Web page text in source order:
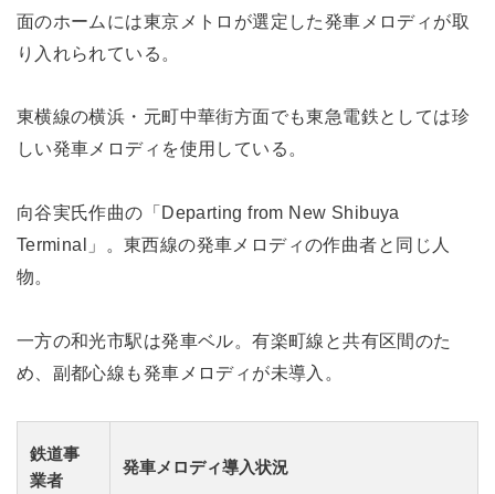
面のホームには東京メトロが選定した発車メロディが取
り入れられている。
東横線の横浜・元町中華街方面でも東急電鉄としては珍
しい発車メロディを使用している。
向谷実氏作曲の「Departing from New Shibuya
Terminal」。東西線の発車メロディの作曲者と同じ人
物。
一方の和光市駅は発車ベル。有楽町線と共有区間のた
め、副都心線も発車メロディが未導入。
鉄道事
業者
発車メロディ導入状況